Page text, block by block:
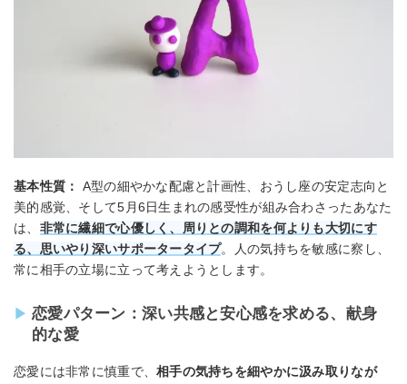
基本性質：
A型の細やかな配慮と計画性、おうし座の安定志向と
美的感覚、そして5月6日生まれの感受性が組み合わさったあなた
は、 非常に繊細で心優しく、周りとの調和を何よりも大切にす
る、思いやり深いサポータータイプ。人の気持ちを敏感に察し、
常に相手の立場に立って考えようとします。
恋愛パターン：深い共感と安心感を求める、献身
的な愛
恋愛には非常に慎重で、相手の気持ちを細やかに汲み取りなが